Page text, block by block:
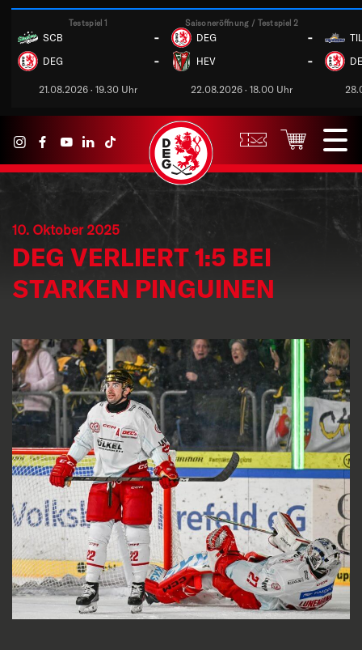
Testspiel 1
SCB -
DEG -
21.08.2026 · 19.30 Uhr
Saisoneröffnung / Testspiel 2
DEG -
HEV -
22.08.2026 · 18.00 Uhr
TIL
10. Oktober 2025
DEG VERLIERT 1:5 BEI
STARKEN PINGUINEN